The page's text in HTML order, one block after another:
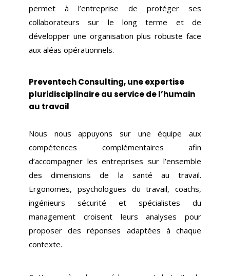
permet à l’entreprise de protéger ses
collaborateurs sur le long terme et de
développer une organisation plus robuste face
aux aléas opérationnels.
Preventech Consulting, une expertise
pluridisciplinaire au service de l’humain
au travail
Nous nous appuyons sur une équipe aux
compétences complémentaires afin
d’accompagner les entreprises sur l’ensemble
des dimensions de la santé au travail.
Ergonomes, psychologues du travail, coachs,
ingénieurs sécurité et spécialistes du
management croisent leurs analyses pour
proposer des réponses adaptées à chaque
contexte.